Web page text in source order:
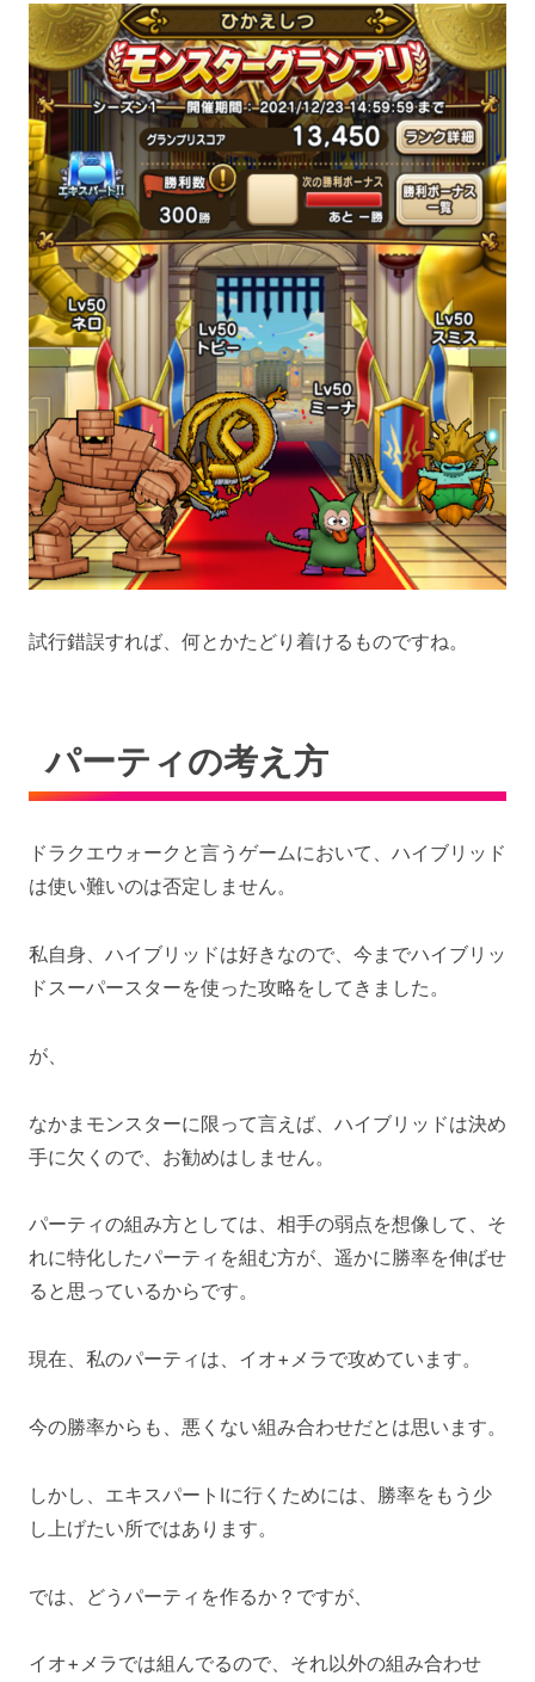
試行錯誤すれば、何とかたどり着けるものですね。
パーティの考え方
ドラクエウォークと言うゲームにおいて、ハイブリッド
は使い難いのは否定しません。
私自身、ハイブリッドは好きなので、今までハイブリッ
ドスーパースターを使った攻略をしてきました。
が、
なかまモンスターに限って言えば、ハイブリッドは決め
手に欠くので、お勧めはしません。
パーティの組み方としては、相手の弱点を想像して、そ
れに特化したパーティを組む方が、遥かに勝率を伸ばせ
ると思っているからです。
現在、私のパーティは、イオ+メラで攻めています。
今の勝率からも、悪くない組み合わせだとは思います。
しかし、エキスパートⅠに行くためには、勝率をもう少
し上げたい所ではあります。
では、どうパーティを作るか？ですが、
イオ+メラでは組んでるので、それ以外の組み合わせ